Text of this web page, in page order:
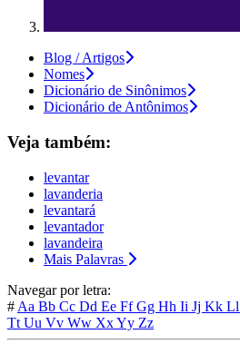
Blog / Artigos
Nomes
Dicionário de Sinônimos
Dicionário de Antônimos
Veja também:
levantar
lavanderia
levantará
levantador
lavandeira
Mais Palavras
Navegar por letra:
# Aa Bb Cc Dd Ee FfGg Hh Ii Jj Kk Ll
Tt Uu Vv Ww XxYy Zz